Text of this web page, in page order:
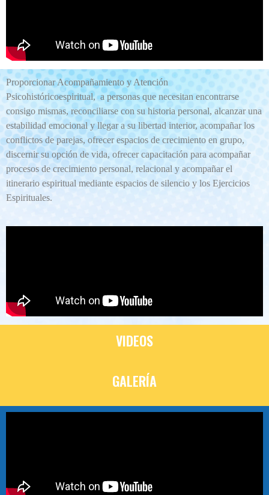
Proporcionar Acompañamiento y Atención
Psicohistóricoespiritual, a personas que necesitan encontrarse
consigo mismas, reconciliarse con su historia personal, alcanzar una
estabilidad emocional y llegar a su libertad interior, acompañar los
conflictos de parejas, ofrecer espacios de crecimiento en grupo,
discernir su opción de vida, ofrecer capacitación para acompañar
procesos de crecimiento personal, relacional y acompañar el
itinerario espiritual mediante espacios de silencio y los Ejercicios
Espirituales.
VIDEOS
GALERÍA